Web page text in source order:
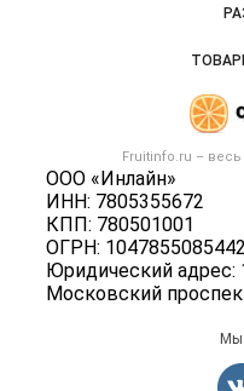
Fruitinfo.ru – весь
ООО «Инлайн»
ИНН: 7805355672
КПП: 780501001
ОГРН: 1047855085442
Юридический адрес:
Московский
Политика
Мы